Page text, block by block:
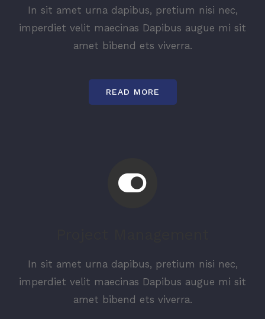
In sit amet urna dapibus, pretium nisi nec,
imperdiet velit maecinas Dapibus augue mi sit
amet bibend ets viverra.
READ MORE
In sit amet urna dapibus, pretium nisi nec,
imperdiet velit maecinas Dapibus augue mi sit
amet bibend ets viverra.